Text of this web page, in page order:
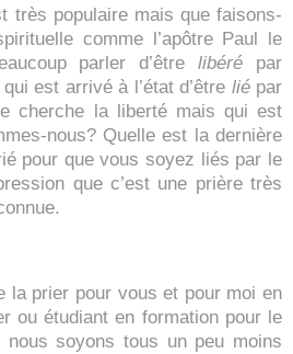
très populaire mais que faisons-
comme l’apôtre Paul le
parler d’êtrelibéré par
est arrivé à l’état d’être lié par
cherche la liberté mais qui est
nous? Quelle est la dernière
pour que vous soyez liés par le
que c’est une prière très
la prier pour vous et pour moi en
ou étudiant en formation pour le
soyons tous un peu moins